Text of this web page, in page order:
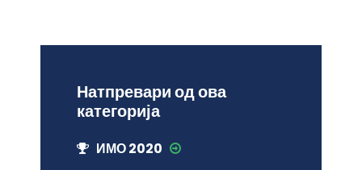
Натпревари од ова
категорија
ИМО 2020